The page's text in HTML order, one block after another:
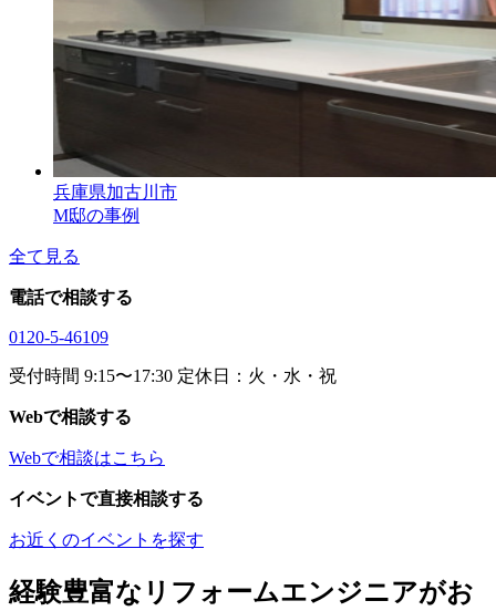
兵庫県加古川市
M邸の事例
全て見る
電話で相談する
0120-5-46109
受付時間 9:15〜17:30 定休日：火・水・祝
Webで相談する
Webで相談はこちら
イベントで直接相談する
お近くのイベントを探す
経験豊富なリフォームエンジニアがお